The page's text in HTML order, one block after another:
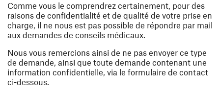
Comme vous le comprendrez certainement, pour des
raisons de confidentialité et de qualité de votre prise en
charge, il ne nous est pas possible de répondre par mail
aux demandes de conseils médicaux.
Nous vous remercions ainsi de ne pas envoyer ce type
de demande, ainsi que toute demande contenant une
information confidentielle, via le formulaire de contact
ci-dessous.